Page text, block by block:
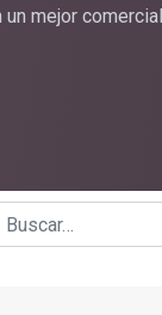
mejor